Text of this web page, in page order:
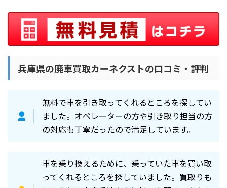
兵庫県の廃車買取カーネクストの口コミ・評判
無料で車を引き取ってくれるところを探してい
ました。オペレーターの方や引き取り担当の方
の対応も丁寧だったので満足しています。
車を乗り換えるために、乗っていた車を買い取
ってくれるところを探していました。買取りも